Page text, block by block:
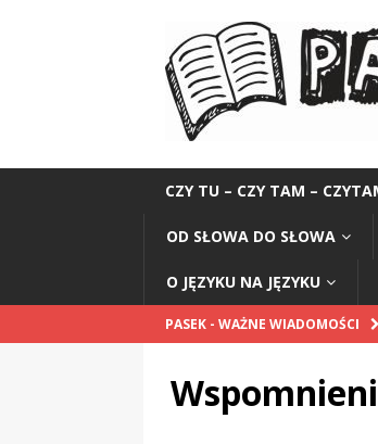
CZY TU – CZY TAM –
OD SŁOWA DO SŁOWA
O JĘZYKU NA JĘZYKU
PASEK - WAŻNE WIADOMOŚCI